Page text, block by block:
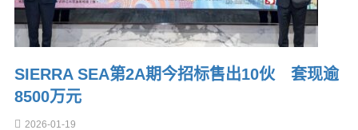
SIERRA SEA第2A期今招标售出10伙 套现逾
8500万元
2026-01-19